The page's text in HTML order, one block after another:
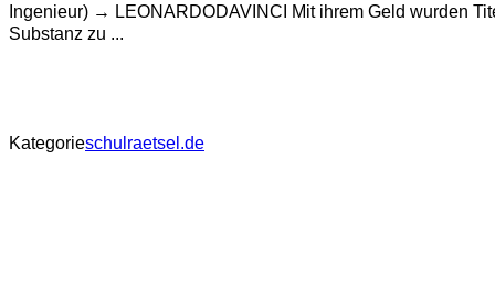
Ingenieur) → LEONARDODAVINCI Mit ihrem Geld wurden
Substanz zu ...
Kategorieschulraetsel.de